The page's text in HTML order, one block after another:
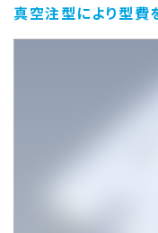
真空注型により型費